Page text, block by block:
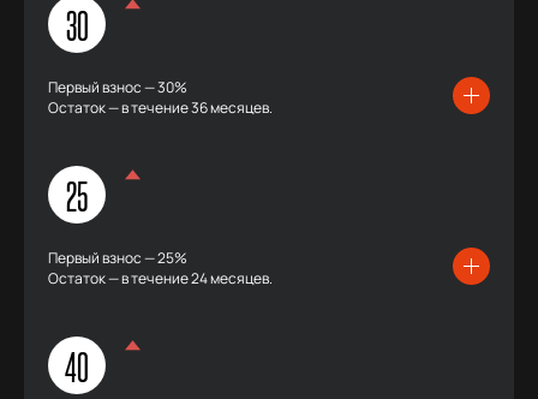
30
Первый взнос — 30%
Остаток — в течение 36 месяцев.
25
Первый взнос — 25%
Остаток — в течение 24 месяцев.
40